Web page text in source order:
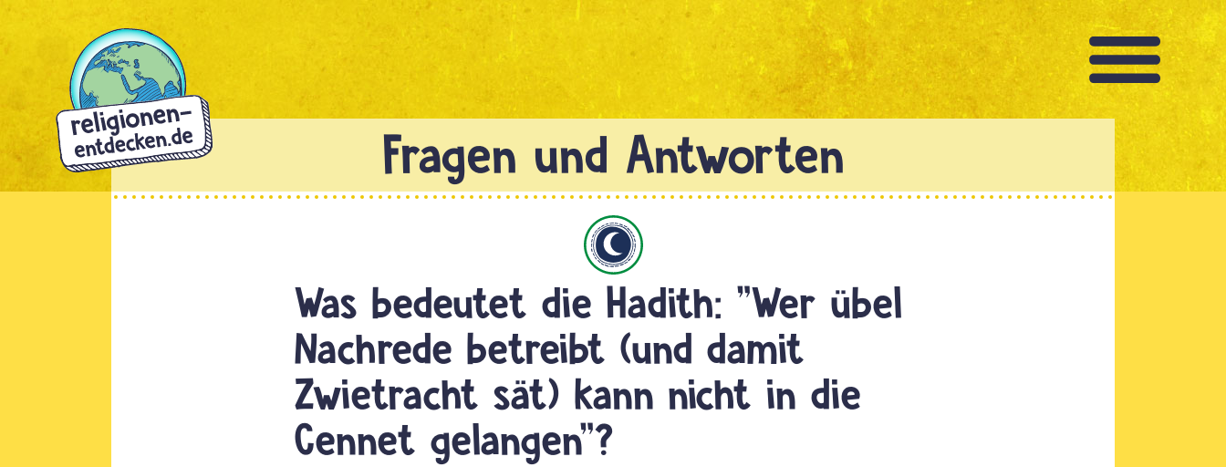
Direkt
Was bedeutet die Hadith: "Wer übel
Nachrede betreibt (und damit
Zwietracht sät) kann nicht in die
Cennet gelangen"?